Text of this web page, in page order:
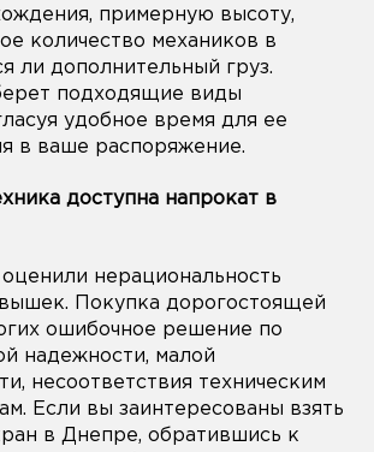
примерную высоту,
количество механиков в
ли дополнительный груз.
подходящие виды
удобное время для ее
в ваше распоряжение.
доступна напрокат в
нерациональность
Покупка дорогостоящей
ошибочное решение по
надежности, малой
несоответствия техническим
Если вы заинтересованы взять
в Днепре, обратившись к